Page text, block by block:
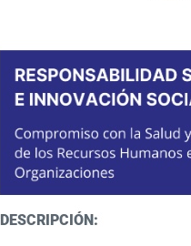
DESCRIPCIÓN: